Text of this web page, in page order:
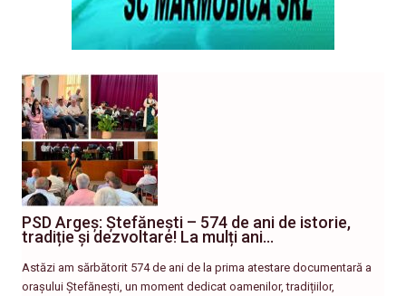
PSD Argeș: Ștefănești – 574 de ani de istorie,
tradiție și dezvoltare! La mulți ani…
Astăzi am sărbătorit 574 de ani de la prima atestare documentară a
orașului Ștefănești, un moment dedicat oamenilor, tradițiilor,